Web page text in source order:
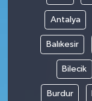
Antalya
Balıkesir
Bilecik
Burdur